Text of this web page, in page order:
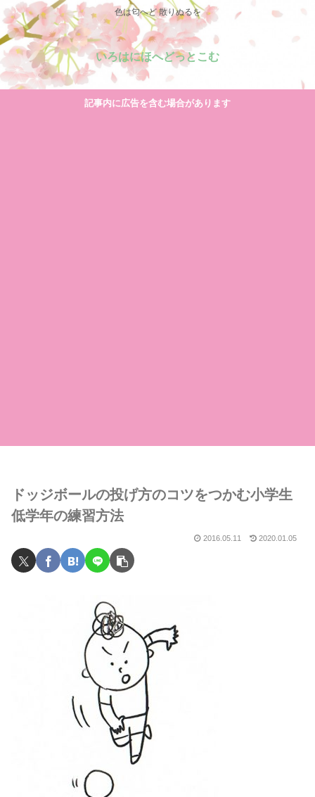
色は匂へど 散りぬるを
いろはにほへどっとこむ
記事内に広告を含む場合があります
ドッジボールの投げ方のコツをつかむ小学生
低学年の練習方法
2016.05.11 2020.01.05